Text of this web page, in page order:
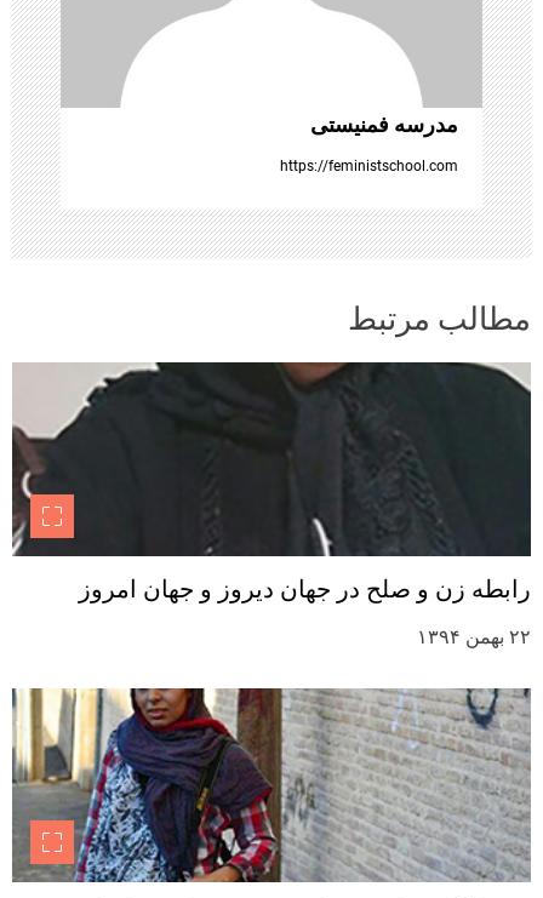
ه
ا
مدرسه فمنیستی
https://feministschool.com
مطالب مرتبط
رابطه زن و صلح در جهان دیروز و جهان امروز
۲۲ بهمن ۱۳۹۴